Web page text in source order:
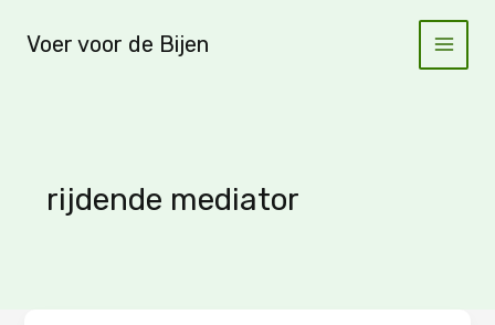
naarVoer voor de Bijen
rijdende mediator